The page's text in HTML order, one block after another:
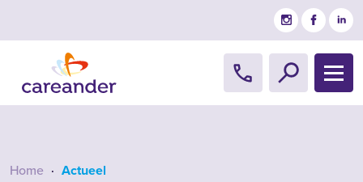
Home · Actueel